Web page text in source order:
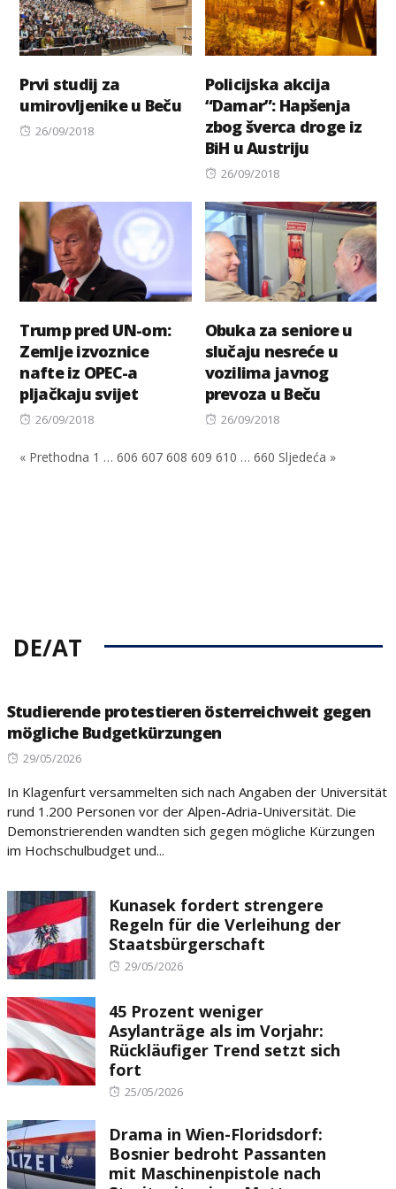
Prvi studij za
umirovljenike u Beču
Posted
26/09/2018
Policijska akcija
“Damar”: Hapšenja
zbog šverca droge iz
BiH u Austriju
Posted
26/09/2018
Trump pred UN-om:
Zemlje izvoznice
nafte iz OPEC-a
pljačkaju svijet
Posted
26/09/2018
Obuka za seniore u
slučaju nesreće u
vozilima javnog
prevoza u Beču
Posted
26/09/2018
« Prethodna 1 … 606 607 608 609 610 … 660 Sljedeća »
DE/AT
Studierende protestieren österreichweit gegen
mögliche Budgetkürzungen
Posted
29/05/2026
In Klagenfurt versammelten sich nach Angaben der Universität
rund 1.200 Personen vor der Alpen-Adria-Universität. Die
Demonstrierenden wandten sich gegen mögliche Kürzungen
im Hochschulbudget und...
Kunasek fordert strengere
Regeln für die Verleihung der
Staatsbürgerschaft
Posted
29/05/2026
45 Prozent weniger
Asylanträge als im Vorjahr:
Rückläufiger Trend setzt sich
fort
Posted
25/05/2026
Drama in Wien-Floridsdorf:
Bosnier bedroht Passanten
mit Maschinenpistole nach